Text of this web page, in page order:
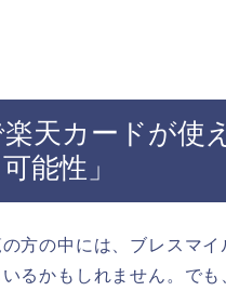
天カードが使
能性」
方の中には、ブレスマ
るかもしれません。でも